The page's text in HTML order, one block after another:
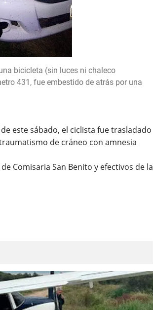
bicicleta (sin luces ni chaleco
431, fue embestido de atrás por una
este sábado, el ciclista fue trasladado
de cráneo con amnesia
Comisaria San Benito y efectivos de la